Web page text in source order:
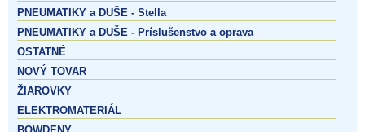
PNEUMATIKY a DUŠE - Stella
PNEUMATIKY a DUŠE - Príslušenstvo a oprava
OSTATNÉ
NOVÝ TOVAR
ŽIAROVKY
ELEKTROMATERIÁL